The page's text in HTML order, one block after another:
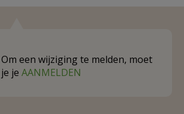
Om een wijziging te melden, moet
je je AANMELDEN